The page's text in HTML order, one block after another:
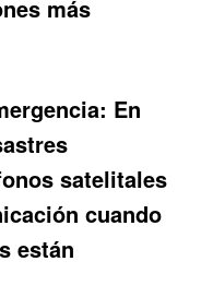
más
En
satelitales
cuando
están